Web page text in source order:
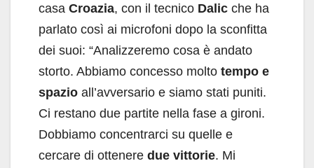
casa Croazia, con il tecnico Dalic che ha
parlato così ai microfoni dopo la sconfitta
dei suoi: “Analizzeremo cosa è andato
storto. Abbiamo concesso molto tempo e
spazio all’avversario e siamo stati puniti.
Ci restano due partite nella fase a gironi.
Dobbiamo concentrarci su quelle e
cercare di ottenere due vittorie. Mi